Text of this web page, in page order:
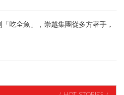
吃全魚」，崇越集團從多方著手，